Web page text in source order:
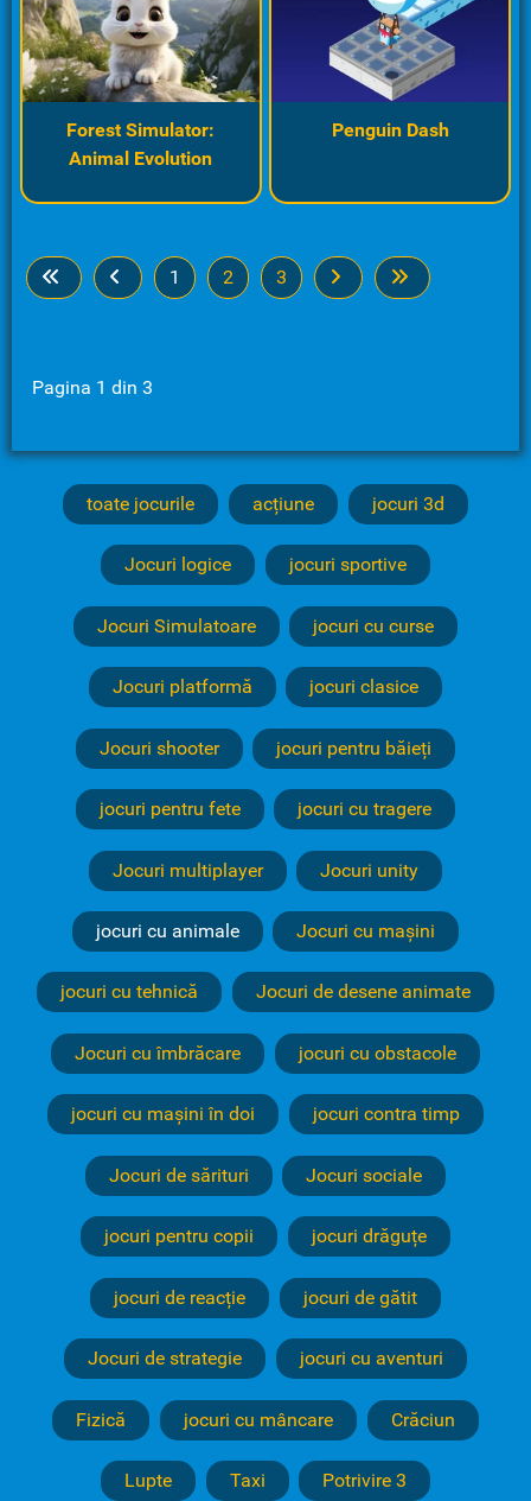
Forest Simulator:
Animal Evolution
Penguin Dash
Pagina 1 din 3
1 2 3
toate jocurile acțiune jocuri 3d
Jocuri logice jocuri sportive
Jocuri Simulatoare jocuri cu curse
Jocuri platformă jocuri clasice
Jocuri shooter jocuri pentru băieți
jocuri pentru fete jocuri cu tragere
Jocuri multiplayer Jocuri unity
jocuri cu animale Jocuri cu mașini
jocuri cu tehnică Jocuri de desene animate
Jocuri cu îmbrăcare jocuri cu obstacole
jocuri cu mașini în doi jocuri contra timp
Jocuri de sărituri Jocuri sociale
jocuri pentru copii jocuri drăguțe
jocuri de reacție jocuri de gătit
Jocuri de strategie jocuri cu aventuri
Fizică jocuri cu mâncare Crăciun
Lupte Taxi Potrivire 3